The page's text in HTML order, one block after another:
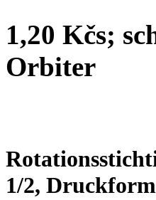
1,20 Kčs;
Orbiter
1/2,